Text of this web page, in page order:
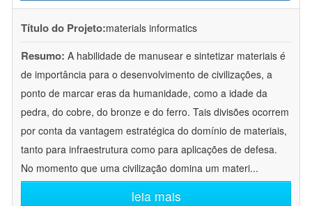
Título do Projeto:materials informatics
Resumo: A habilidade de manusear e sintetizar materiais é
de importância para o desenvolvimento de civilizações, a
ponto de marcar eras da humanidade, como a idade da
pedra, do cobre, do bronze e do ferro. Tais divisões ocorrem
por conta da vantagem estratégica do domínio de materiais,
tanto para infraestrutura como para aplicações de defesa.
No momento que uma civilização domina um materi...
leia mais